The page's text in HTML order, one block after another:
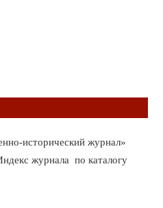
исторический журнал»
журнала по каталогу